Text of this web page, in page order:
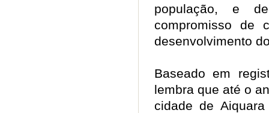
população, e
compromisso de
desenvolvimento
Baseado em
lembra que até o
cidade de